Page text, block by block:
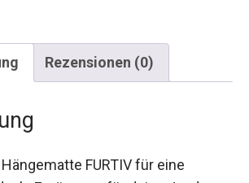
Rezensionen (0)
Hängematte FURTIV für eine